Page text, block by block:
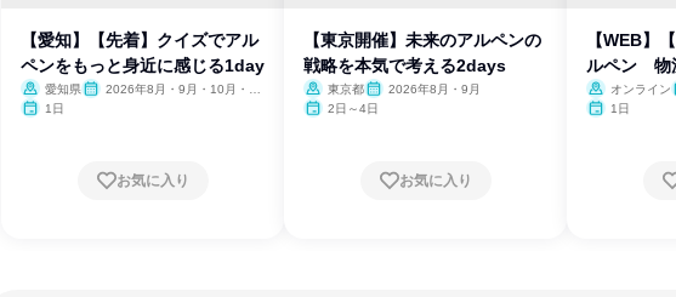
【愛知】【先着】クイズでアル
ペンをもっと身近に感じる1day
愛知県
2026年8月・9月・10月・11
1日
お気に入り
【東京開催】未来のアルペンの
戦略を本気で考える2days
東京都
2026年8月・9月
2日～4日
お気に入り
【WEB】
ルペン 物
オンライン
1日